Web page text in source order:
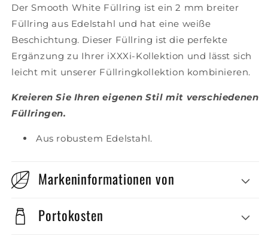
Der Smooth White Füllring ist ein 2 mm breiter
Füllring aus Edelstahl und hat eine weiße
Beschichtung. Dieser Füllring ist die perfekte
Ergänzung zu Ihrer iXXXi-Kollektion und lässt sich
leicht mit unserer Füllringkollektion kombinieren.
Kreieren Sie Ihren eigenen Stil mit verschiedenen
Füllringen.
Aus robustem Edelstahl.
Markeninformationen von
Portokosten